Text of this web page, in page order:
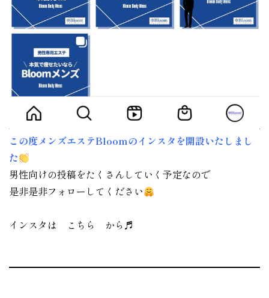
この度メンズエステBloomのインスタを開設いたしまし
た
男性向けの投稿をたくさんしていく予定なので
是非是非フォローしてください
インスタは こちら から♬